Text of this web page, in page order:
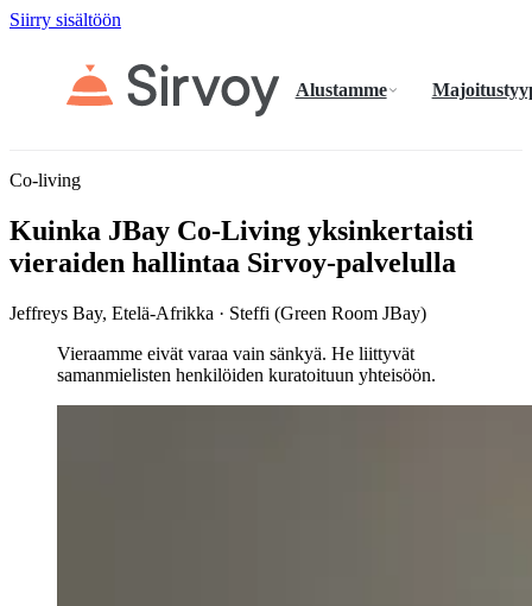
Siirry sisältöön
Alustamme
Co-living
Kuinka JBay Co-Living yksinkertaisti
vieraiden hallintaa Sirvoy-palvelulla
Jeffreys Bay, Etelä-Afrikka · Steffi (Green Room JBay)
Vieraamme eivät varaa vain sänkyä. He liittyvät
samanmielisten henkilöiden kuratoituun yhteisöön.